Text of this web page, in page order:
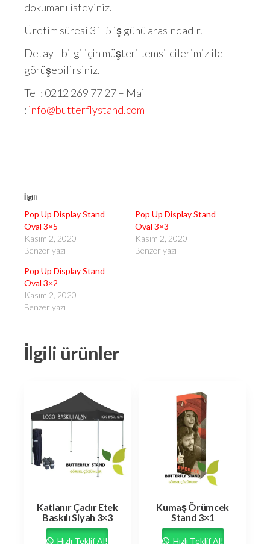
dokümanı isteyiniz.
Üretim süresi 3 il 5 iş günü arasındadır.
Detaylı bilgi için müşteri temsilcilerimiz ile
görüşebilirsiniz.
Tel : 0212 269 77 27 – Mail
: info@butterflystand.com
İlgili
Pop Up Display Stand
Oval 3×5
Kasım 2, 2020
Benzer yazı
Pop Up Display Stand
Oval 3×3
Kasım 2, 2020
Benzer yazı
Pop Up Display Stand
Oval 3×2
Kasım 2, 2020
Benzer yazı
İlgili ürünler
Katlanır Çadır Etek
Baskılı Siyah 3×3
Hızlı Teklif Al!
Kumaş Örümcek
Stand 3×1
Hızlı Teklif Al!